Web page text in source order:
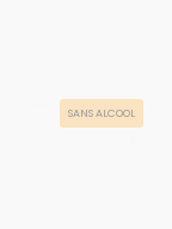
SANS ALCOOL